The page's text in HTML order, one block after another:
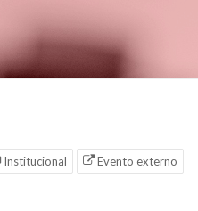
Institucional
Evento externo